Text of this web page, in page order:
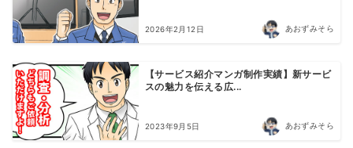
2026年2月12日 あおずみそら
【サービス紹介マンガ制作実績】新サービ
スの魅力を伝える広...
2023年9月5日 あおずみそら